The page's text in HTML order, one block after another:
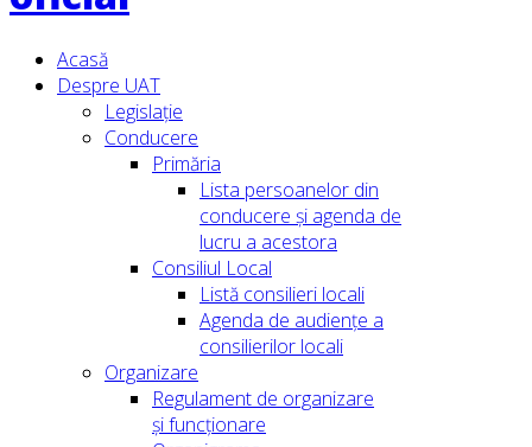
Acasă
Despre UAT
Legislație
Conducere
Primăria
Lista persoanelor din
conducere şi agenda de
lucru a acestora
Consiliul Local
Listă consilieri locali
Agenda de audiențe a
consilierilor locali
Organizare
Regulament de organizare
și funcționare